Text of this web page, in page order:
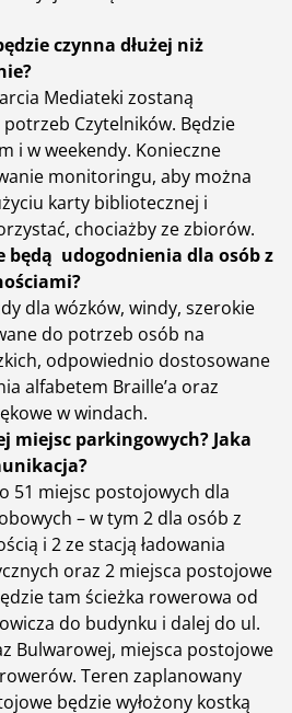
Danych Osobowych (na
Danych Osobowych, ul.
gdy uznają Państwo,
osobowych narusza
nie będą wykorzystywane
podejmowania decyzji, w
o którym mowa w art. 22 ust. 1 i
czynna dłużej niż
Mediateki zostaną
Czytelników. Będzie
i w weekendy. Konieczne
monitoringu, aby można
karty bibliotecznej i
chociażby ze zbiorów.
będą udogodnienia dla osób z
dla wózków, windy, szerokie
do potrzeb osób na
odpowiednio dostosowane
alfabetem Braille’a oraz
w windach.
miejsc parkingowych? Jaka
51 miejsc postojowych dla
– w tym 2 dla osób z
i 2 ze stacją ładowania
oraz 2 miejsca postojowe
tam ścieżka rowerowa od
do budynku i dalej do ul.
Bulwarowej, miejsca postojowe
Teren zaplanowany
będzie wyłożony kostką